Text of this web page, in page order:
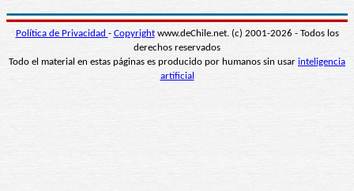
Política de Privacidad - Copyrightwww.deChile.net. (c) 2001-2026 - Todos los
derechos reservados
Todo el material en estas páginas es producido por humanos sin usar inteligencia
artificial